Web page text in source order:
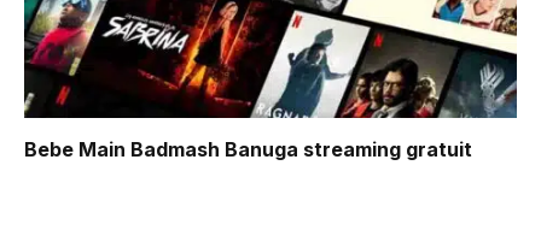
Bebe Main Badmash Banuga streaming gratuit